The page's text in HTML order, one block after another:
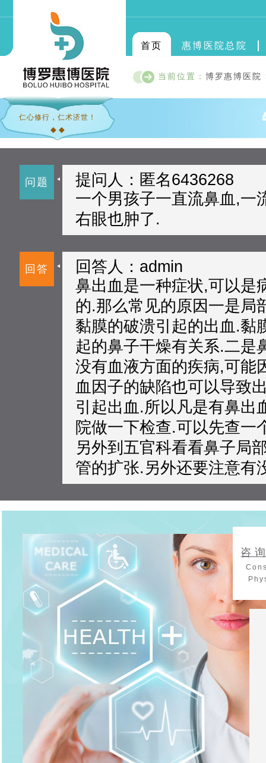
首页 惠博医院总院
当前位置： 博罗惠博医院
仁心修行，仁术济世！
◆ ◆
问题
提问人：匿名6436268
一个男孩子一直流鼻血,一
右眼也肿了.
回答
回答人：admin
鼻出血是一种症状,可以是
的.那么常见的原因一是局
黏膜的破溃引起的出血.黏
起的鼻子干燥有关系.二是
没有血液方面的疾病,可能
血因子的缺陷也可以导致
引起出血.所以凡是有鼻出
院做一下检查.可以先查一
另外到五官科看看鼻子局
管的扩张.另外还要注意有
咨